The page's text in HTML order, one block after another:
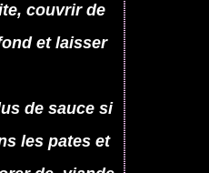
couvrir de
et laisser
de sauce si
les pates et